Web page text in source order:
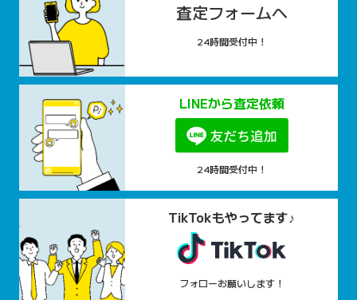
査定フォームへ
24時間受付中！
LINEから査定依頼
24時間受付中！
TikTokもやってます♪
フォローお願いします！